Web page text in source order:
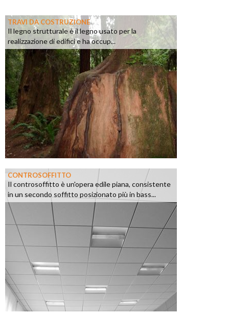
TRAVI DA COSTRUZIONE
Il legno strutturale è il legno usato per la
realizzazione di edifici e ha occup...
CONTROSOFFITTO
Il controsoffitto è un'opera edile piana, consistente
in un secondo soffitto posizionato più in bass...